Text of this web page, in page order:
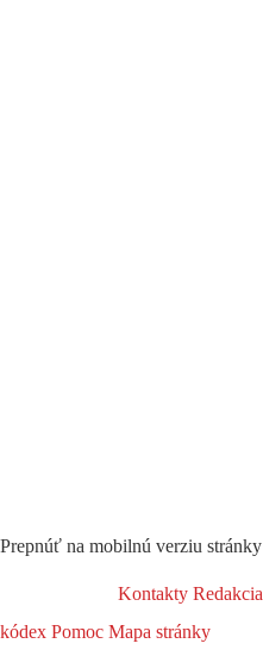
Prepnúť na mobilnú verziu stránky
Kontakty Redakcia
kódex Pomoc Mapa stránky